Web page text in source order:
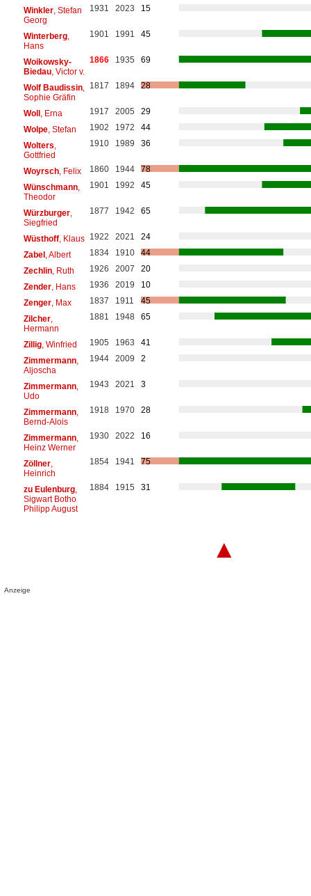
Winkler, Stefan
Georg
1931 2023 15
Winterberg,
Hans
1901 1991 45
Woikowsky-
Biedau, Victor v.
1866 1935 69
Wolf Baudissin,
Sophie Gräfin
1817 1894 28
Woll, Erna 1917 2005
29
Wolpe, Stefan 1902 1972
44
Wolters
Gottfried
1910 1989 36
Woyrsch, Felix 1860 1944
78
Wünschmann,
Theodor
1901 1992 45
Würzburger,
Siegfried
1877 1942 65
Wüsthoff, Klaus 1922 2021
24
Zabel, Albert 1834 1910
44
Zechlin, Ruth 1926 2007
20
Zender, Hans 1936 2019
10
Zenger, Max 1837 1911
45
Zilcher,
Hermann
1881 1948 65
Zillig, Winfried 1905 1963
41
Zimmermann,
Aljoscha
1944 2009 2
Zimmermann,
Udo
1943 2021 3
Zimmermann,
Bernd-Alois
1918 1970 28
Zimmermann,
Heinz Werner
1930 2022 16
Zöllner,
Heinrich
1854 1941 75
zu Eulenburg,
Sigwart Botho
Philipp August
1884 1915 31
▲
Anzeige